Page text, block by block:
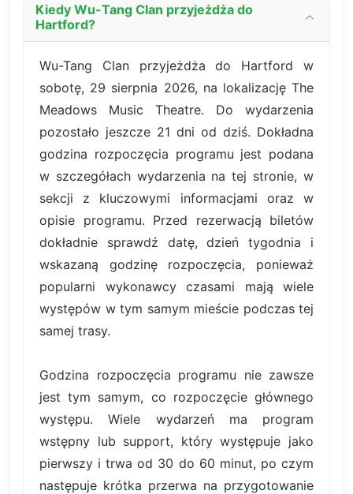
Kiedy Wu-Tang Clan przyjeżdża do
Hartford?
Wu-Tang Clan przyjeżdża do Hartford w
sobotę, 29 sierpnia 2026, na lokalizację The
Meadows Music Theatre. Do wydarzenia
pozostało jeszcze 21 dni od dziś. Dokładna
godzina rozpoczęcia programu jest podana
w szczegółach wydarzenia na tej stronie, w
sekcji z kluczowymi informacjami oraz w
opisie programu. Przed rezerwacją biletów
dokładnie sprawdź datę, dzień tygodnia i
wskazaną godzinę rozpoczęcia, ponieważ
popularni wykonawcy czasami mają wiele
występów w tym samym mieście podczas tej
samej trasy.
Godzina rozpoczęcia programu nie zawsze
jest tym samym, co rozpoczęcie głównego
występu. Wiele wydarzeń ma program
wstępny lub support, który występuje jako
pierwszy i trwa od 30 do 60 minut, po czym
następuje krótka przerwa na przygotowanie